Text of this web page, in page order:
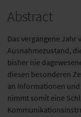
Abstract
Das vergangene Jahr
Ausnahmezustand,
bisher nie
diesen besonderen
an Informationen
nimmt somit eine